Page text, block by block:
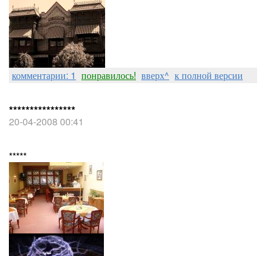
комментарии: 1 понравилось! вверх^ к полной версии
****************
20-04-2008 00:41
*****